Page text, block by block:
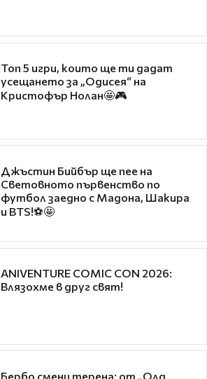
Топ 5 игри, които ще ти дадат
усещането за „Одисея“ на
Кристофър Нолан🤩🎮
Джъстин Бийбър ще пее на
Световното първенство по
футбол заедно с Мадона, Шакира
и BTS!⚽🤩
ANIVENTURE COMIC CON 2026:
Влязохме в друг свят!
Бербо смени терена: от „Олд